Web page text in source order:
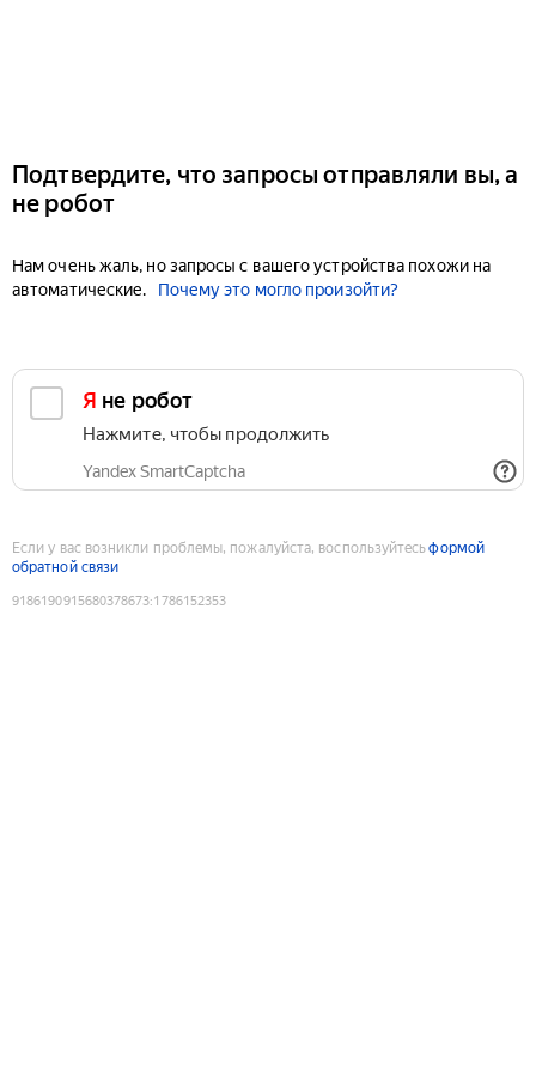
Подтвердите, что запросы отправляли вы, а
не робот
Нам очень жаль, но запросы с вашего устройства похожи на
автоматические.
Почему это могло произойти?
Я не робот
Нажмите, чтобы продолжить
Yandex SmartCaptcha
Если у вас возникли проблемы, пожалуйста, воспользуйтесьформой
обратной связи
9186190915680378673:1786152353